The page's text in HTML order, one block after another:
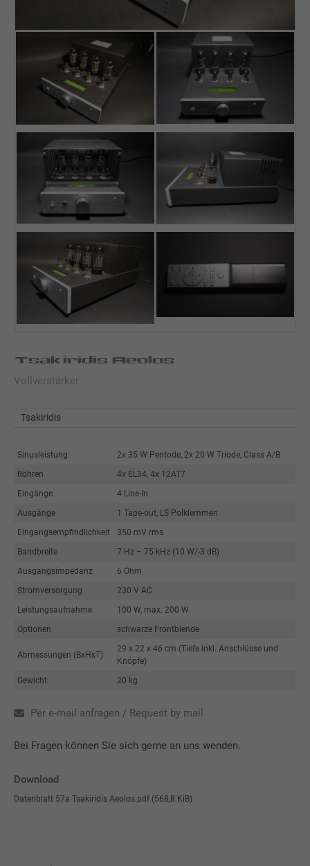
Tsakiridis Aeolos
Vollverstärker
Tsakiridis
Sinusleistung:
2x 35 W Pentode, 2x 20 W Triode, Class A/B
Röhren
4x EL34, 4x 12AT7
Eingänge
4 Line-In
Ausgänge
1 Tape-out, LS Polklemmen
Eingangsempfindlichkeit
350 mV rms
Bandbreite
7 Hz – 75 kHz (10 W/-3 dB)
Ausgangsimpedanz
6 Ohm
Stromversorgung
230 V AC
Leistungsaufnahme
100 W, max. 200 W
Optionen
schwarze Frontblende
Abmessungen (BxHxT)
29 x 22 x 46 cm (Tiefe inkl. Anschlüsse und
Knöpfe)
Gewicht
20 kg
Per e-mail anfragen / Request by mail
Bei Fragen können Sie sich gerne an uns wenden.
Download
Datenblatt 57a Tsakiridis Aeolos.pdf (568,8 KiB)